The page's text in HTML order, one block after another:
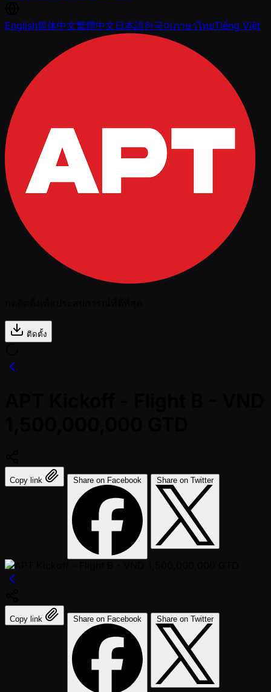
English简体中文繁體中文日本語한국어ภาษาไทยTiếng Việt
ติดตั้ง
Copy link Share on Facebook Share on Twitter
Copy link Share on Facebook Share on Twitter